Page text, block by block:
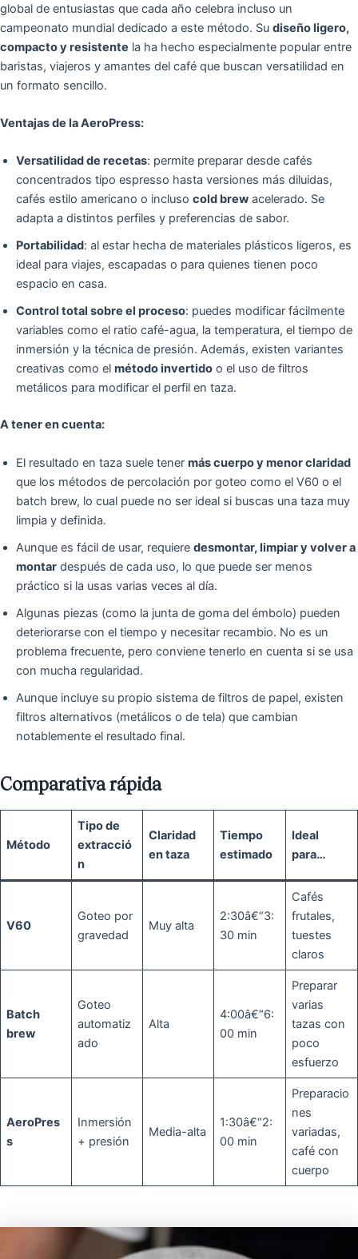
global de entusiastas que cada año celebra incluso un
campeonato mundial dedicado a este método. Su diseño ligero,
compacto y resistente la ha hecho especialmente popular entre
baristas, viajeros y amantes del café que buscan versatilidad en
un formato sencillo.
Ventajas de la AeroPress:
Versatilidad de recetas: permite preparar desde cafés
concentrados tipo espresso hasta versiones más diluidas,
cafés estilo americano o incluso cold brew acelerado. Se
adapta a distintos perfiles y preferencias de sabor.
Portabilidad: al estar hecha de materiales plásticos ligeros, es
ideal para viajes, escapadas o para quienes tienen poco
espacio en casa.
Control total sobre el proceso: puedes modificar fácilmente
variables como el ratio café-agua, la temperatura, el tiempo de
inmersión y la técnica de presión. Además, existen variantes
creativas como el método invertido o el uso de filtros
metálicos para modificar el perfil en taza.
A tener en cuenta:
El resultado en taza suele tener más cuerpo y menor claridad
que los métodos de percolación por goteo como el V60 o el
batch brew, lo cual puede no ser ideal si buscas una taza muy
limpia y definida.
Aunque es fácil de usar, requiere desmontar, limpiar y volver a
montar después de cada uso, lo que puede ser menos
práctico si la usas varias veces al día.
Algunas piezas (como la junta de goma del émbolo) pueden
deteriorarse con el tiempo y necesitar recambio. No es un
problema frecuente, pero conviene tenerlo en cuenta si se usa
con mucha regularidad.
Aunque incluye su propio sistema de filtros de papel, existen
filtros alternativos (metálicos o de tela) que cambian
notablemente el resultado final.
Comparativa rápida
Método
Tipo de
extracció
n
Claridad
en taza
Tiempo
estimado
Ideal
para…
V60
Goteo por
gravedad
Muy alta
2:30â€“3:
30 min
Cafés
frutales,
tuestes
claros
Batch
brew
Goteo
automatiz
ado
Alta
4:00â€“6:
00 min
Preparar
varias
tazas con
poco
esfuerzo
AeroPres
s
Inmersión
+ presión
Media-alta
1:30â€“2:
00 min
Preparacio
nes
variadas,
café con
cuerpo